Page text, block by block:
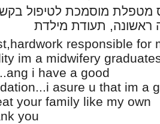
מטפלת מוסמכת לטיפול
ראשונה, תעודת מילדת
responsible for
im a midwifery
i have a good
asure u that im a
your family like my own
you